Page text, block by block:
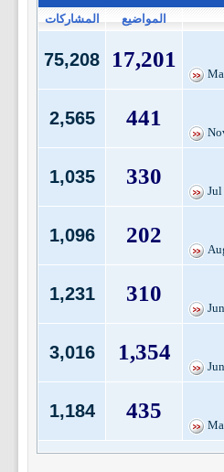
المواضيع
المشاركات
17,201
75,208
441
2,565
330
1,035
202
1,096
310
1,231
1,354
3,016
435
1,184